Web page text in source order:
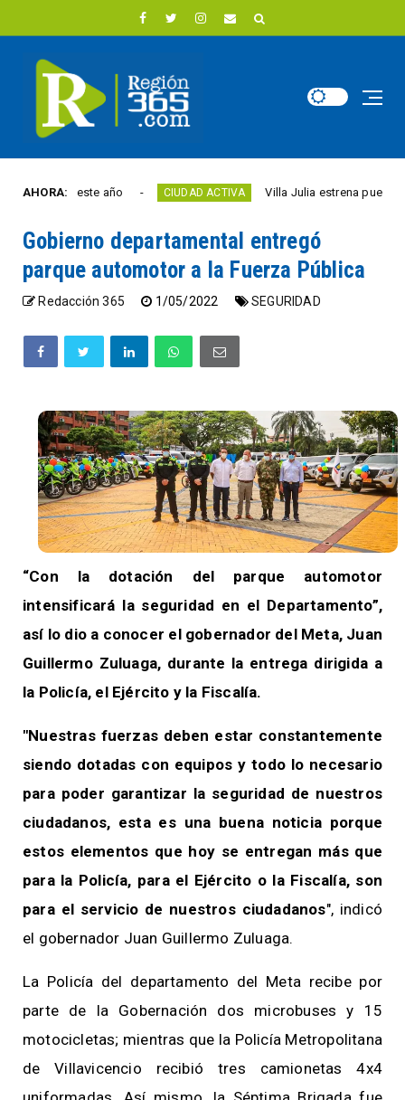
AHORA:
este año CIUDAD ACTIVA Villa Julia estrena puente y
Gobierno departamental entregó
parque automotor a la Fuerza Pública
Redacción 365 1/05/2022 SEGURIDAD
“Con la dotación del parque automotor
intensificará la seguridad en el Departamento”,
así lo dio a conocer el gobernador del Meta, Juan
Guillermo Zuluaga, durante la entrega dirigida a
la Policía, el Ejército y la Fiscalía.
"Nuestras fuerzas deben estar constantemente
siendo dotadas con equipos y todo lo necesario
para poder garantizar la seguridad de nuestros
ciudadanos, esta es una buena noticia porque
estos elementos que hoy se entregan más que
para la Policía, para el Ejército o la Fiscalía, son
para el servicio de nuestros ciudadanos", indicó
el gobernador Juan Guillermo Zuluaga.
La Policía del departamento del Meta recibe por
parte de la Gobernación dos microbuses y 15
motocicletas; mientras que la Policía Metropolitana
de Villavicencio recibió tres camionetas 4x4